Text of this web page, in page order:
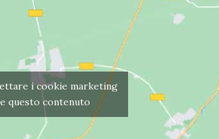
i cookie marketing
questo contenuto